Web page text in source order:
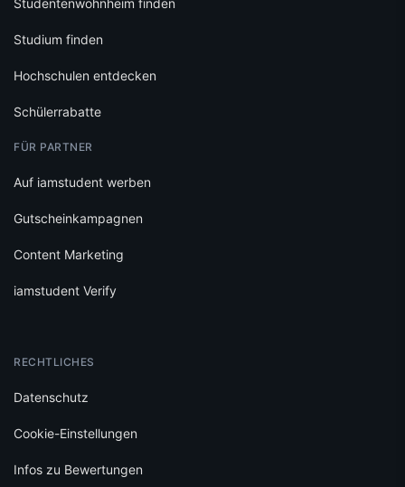
Studentenwohnheim finden
Studium finden
Hochschulen entdecken
Schülerrabatte
FÜR PARTNER
Auf iamstudent werben
Gutscheinkampagnen
Content Marketing
iamstudent Verify
RECHTLICHES
Datenschutz
Cookie-Einstellungen
Infos zu Bewertungen